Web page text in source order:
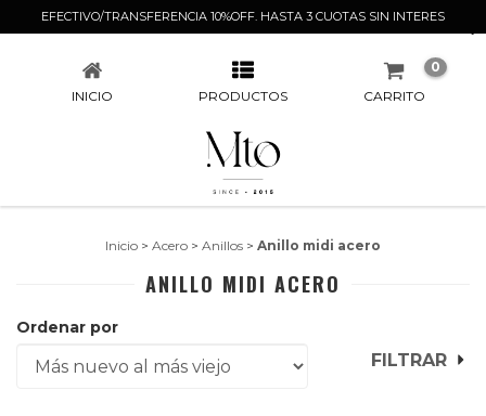
EFECTIVO/TRANSFERENCIA 10%OFF. HASTA 3 CUOTAS SIN INTERES
ANILLO MIDI ACERO
INICIO PRODUCTOS CARRITO
0
Inicio > Acero > Anillos > Anillo midi acero
ANILLO MIDI ACERO
Ordenar por
FILTRAR